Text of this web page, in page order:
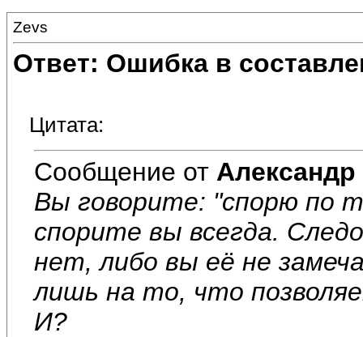
Zevs
Ответ: Ошибка в
Цитата:
Сообщение от
Вы говорите: "спорю по
спорите вы всегда.
нет, либо вы её не
лишь на то, что
И?